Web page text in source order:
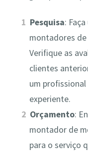
Pesquisa:
montadores de
Verifique as
clientes
um
experiente.
Orçamento:
montador de
para o serviço